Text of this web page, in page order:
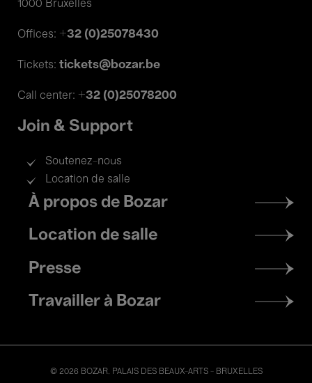
1000 Bruxelles
Offices: +32 (0)25078430
Tickets: tickets@bozar.be
Call center: +32 (0)25078200
Join & Support
Soutenez-nous
Location de salle
Footer
menu
À propos de Bozar
Location de salle
Presse
Travailler à Bozar
© 2026 BOZAR. PALAIS DES BEAUX-ARTS - BRUXELLES